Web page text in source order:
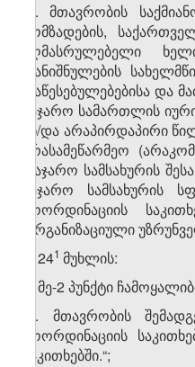
„1. მთავრობის
მომზადების,
აღმასრულებელი
დანიშნულების
დაწესებულებებისა
საჯარო სამართლის
ან/და არაპირდაპირი
არასამეწარმეო
„საჯარო სამსახურის
საჯარო სამსახურის
კოორდინაციის
ორგანიზაციული
2. 24​1 მუხლის:
ა) მე-2 პუნქტი
„2. მთავრობის
კოორდინაციის
საკითხებში.“;